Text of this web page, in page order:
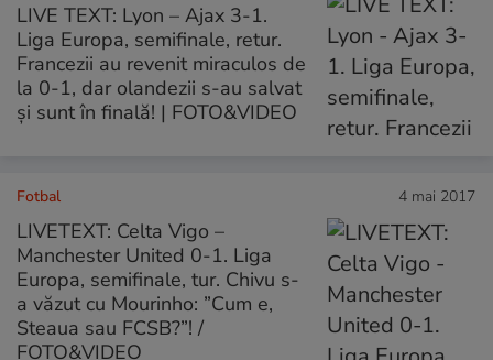
LIVE TEXT: Lyon – Ajax 3-1.
Liga Europa, semifinale, retur.
Francezii au revenit miraculos de
la 0-1, dar olandezii s-au salvat
și sunt în finală! | FOTO&VIDEO
Fotbal 4 mai 2017
LIVETEXT: Celta Vigo –
Manchester United 0-1. Liga
Europa, semifinale, tur. Chivu s-
a văzut cu Mourinho: ”Cum e,
Steaua sau FCSB?”! /
FOTO&VIDEO